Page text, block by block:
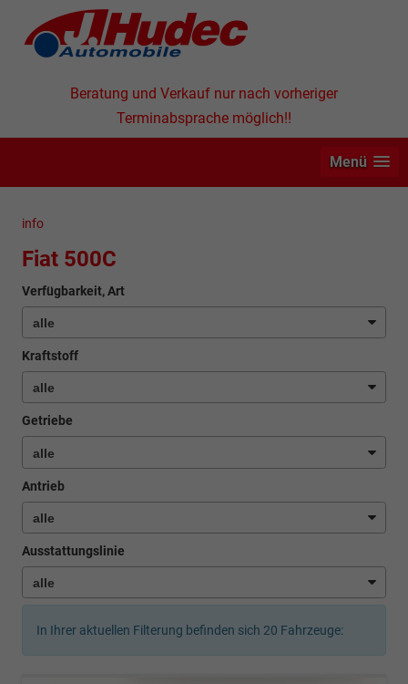
Beratung und Verkauf nur nach vorheriger
Terminabsprache möglich!!
Menü
info
Fiat 500C
Verfügbarkeit, Art
Kraftstoff
Getriebe
Antrieb
Ausstattungslinie
In Ihrer aktuellen Filterung befinden sich 20 Fahrzeuge: